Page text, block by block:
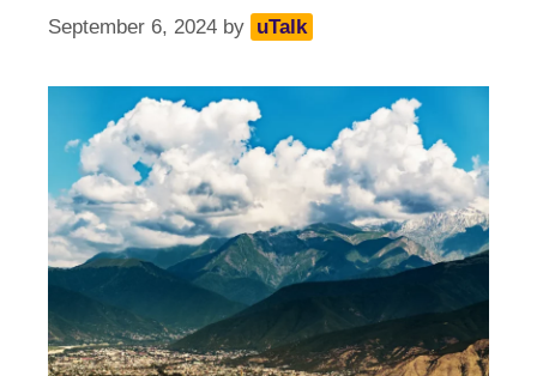
September 6, 2024 by uTalk